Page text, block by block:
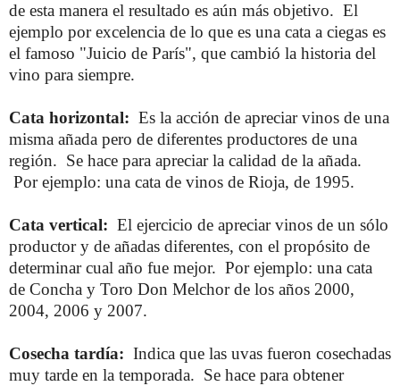
de esta manera el resultado es aún más objetivo. El
ejemplo por excelencia de lo que es una cata a ciegas es
el famoso "Juicio de París", que cambió la historia del
vino para siempre.
Cata horizontal: Es la acción de apreciar vinos de una
misma añada pero de diferentes productores de una
región. Se hace para apreciar la calidad de la añada.
Por ejemplo: una cata de vinos de Rioja, de 1995.
Cata vertical: El ejercicio de apreciar vinos de un sólo
productor y de añadas diferentes, con el propósito de
determinar cual año fue mejor. Por ejemplo: una cata
de Concha y Toro Don Melchor de los años 2000,
2004, 2006 y 2007.
Cosecha tardía: Indica que las uvas fueron cosechadas
muy tarde en la temporada. Se hace para obtener